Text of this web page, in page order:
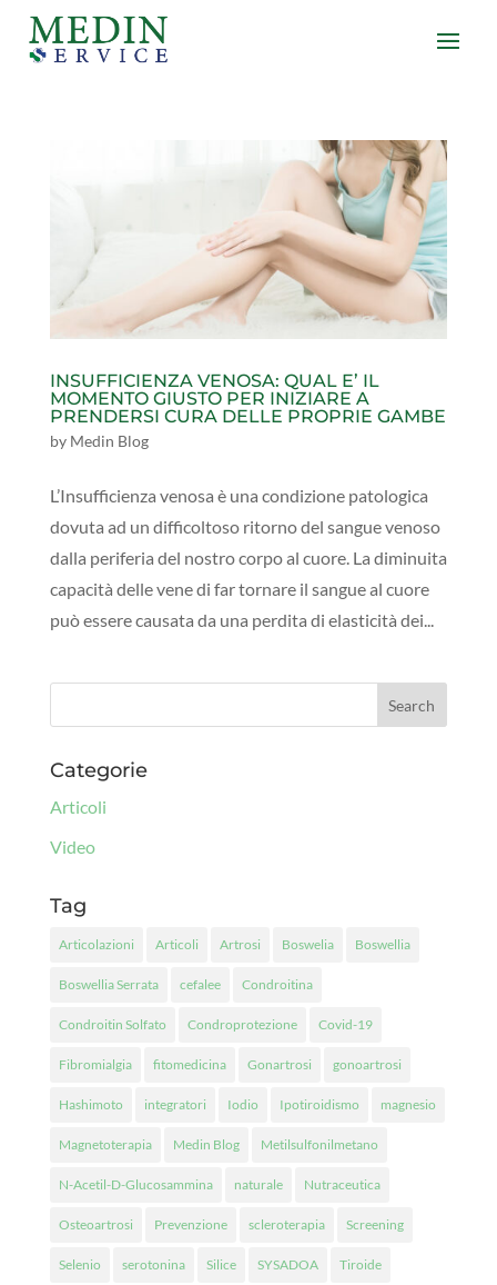
INSUFFICIENZA VENOSA: QUAL E’ IL
MOMENTO GIUSTO PER INIZIARE A
PRENDERSI CURA DELLE PROPRIE GAMBE
by Medin Blog
L’Insufficienza venosa è una condizione patologica
dovuta ad un difficoltoso ritorno del sangue venoso
dalla periferia del nostro corpo al cuore. La diminuita
capacità delle vene di far tornare il sangue al cuore
può essere causata da una perdita di elasticità dei...
Categorie
Articoli
Video
Tag
Articolazioni Articoli Artrosi Boswelia Boswellia
Boswellia Serrata cefalee Condroitina
Condroitin Solfato Condroprotezione Covid-19
Fibromialgia fitomedicina Gonartrosi gonoartrosi
Hashimoto integratori Iodio Ipotiroidismo magnesio
Magnetoterapia Medin Blog Metilsulfonilmetano
N-Acetil-D-Glucosammina naturale Nutraceutica
Osteoartrosi Prevenzione scleroterapia Screening
Selenio serotonina Silice SYSADOA Tiroide